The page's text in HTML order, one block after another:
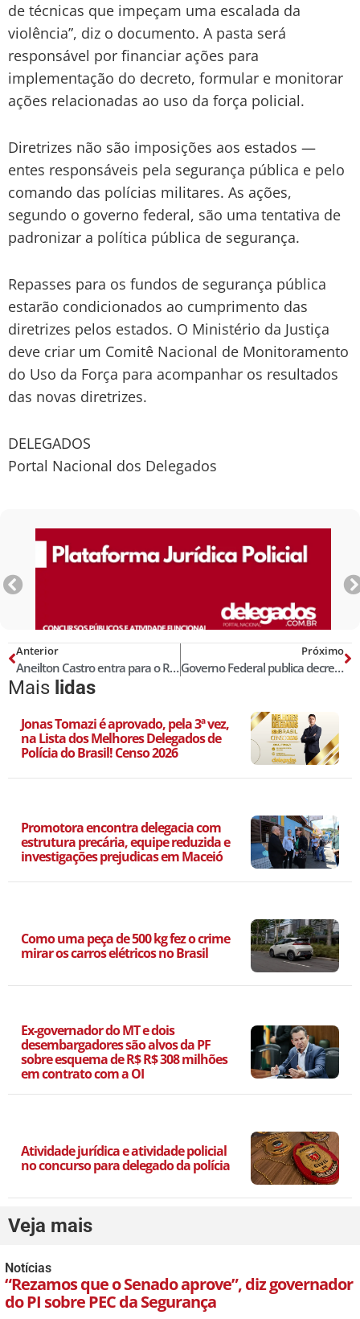
de técnicas que impeçam uma escalada da
violência”, diz o documento. A pasta será
responsável por financiar ações para
implementação do decreto, formular e monitorar
ações relacionadas ao uso da força policial.
Diretrizes não são imposições aos estados —
entes responsáveis pela segurança pública e pelo
comando das polícias militares. As ações,
segundo o governo federal, são uma tentativa de
padronizar a política pública de segurança.
Repasses para os fundos de segurança pública
estarão condicionados ao cumprimento das
diretrizes pelos estados. O Ministério da Justiça
deve criar um Comitê Nacional de Monitoramento
do Uso da Força para acompanhar os resultados
das novas diretrizes.
DELEGADOS
Portal Nacional dos Delegados
Anterior
Aneilton Castro entra para o Rol dos Melhores Delegados de Polícia do Brasil! Censo 2024
Próximo
Governo Federal publica decreto que regula uso da força policial
Mais lidas
Jonas Tomazi é aprovado, pela 3ª vez,
na Lista dos Melhores Delegados de
Polícia do Brasil! Censo 2026
Promotora encontra delegacia com
estrutura precária, equipe reduzida e
investigações prejudicas em Maceió
Como uma peça de 500 kg fez o crime
mirar os carros elétricos no Brasil
Ex-governador do MT e dois
desembargadores são alvos da PF
sobre esquema de R$ R$ 308 milhões
em contrato com a OI
Atividade jurídica e atividade policial
no concurso para delegado da polícia
Veja mais
Notícias
“Rezamos que o Senado aprove”, diz governador
do PI sobre PEC da Segurança